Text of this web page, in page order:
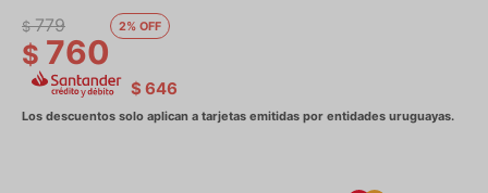
$ 760
$ 779 2
$ 646